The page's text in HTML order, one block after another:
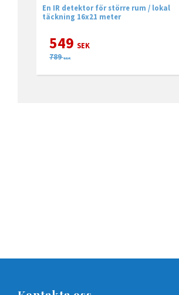
En IR detektor för större rum / lokal
täckning 16x21 meter
549 SEK
789 SEK